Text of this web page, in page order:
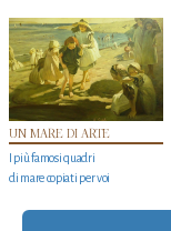
UN MARE DI ARTE
I più famosi quadri
di mare copiati per voi